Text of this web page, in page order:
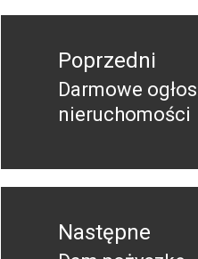
Nawigacja
Poprzedni
Poprzedni
wpis:
Darmowe
nieruchomości
Następne